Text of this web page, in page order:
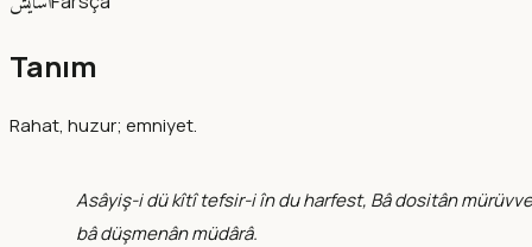
Tanım
Rahat, huzur; emniyet.
Asâyiş-i dü kîtî tefsir-i în du harfest, Bâ dositân
bâ düşmenân müdârâ.